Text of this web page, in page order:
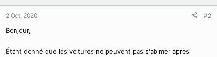
o
n
s
2 Oct. 2020 #2
Bonjour,
Étant donné que les voitures ne peuvent pas s'abimer après